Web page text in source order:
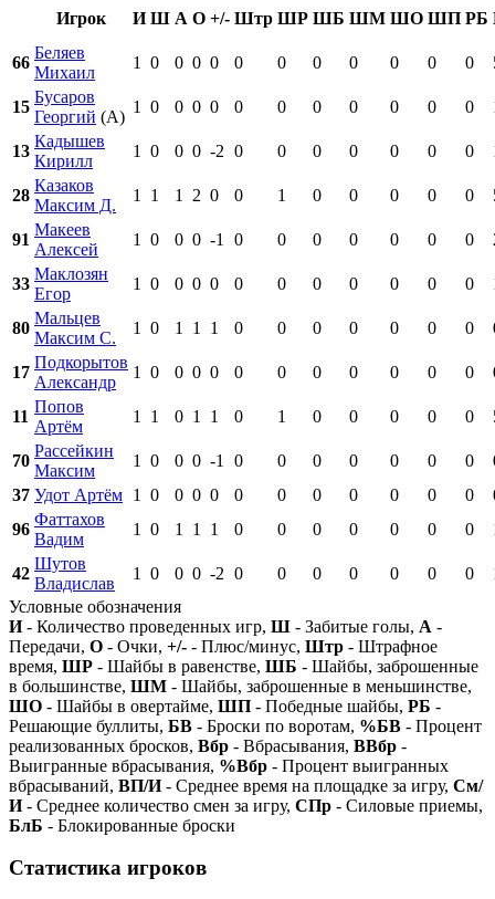
Игрок И Ш А О +/- Штр ШР ШБ ШМ ШО ШП РБ
66
Беляев
Михаил
1 0 0 0 0 0 0 0 0 0 0 0
15
Бусаров
Георгий (А)
1 0 0 0 0 0 0 0 0 0 0 0
13
Кадышев
Кирилл
1 0 0 0 -2 0 0 0 0 0 0 0
28
Казаков
Максим Д.
1 1 1 2 0 0 1 0 0 0 0 0
91
Макеев
Алексей
1 0 0 0 -1 0 0 0 0 0 0 0
33
Маклозян
Егор
1 0 0 0 0 0 0 0 0 0 0 0
80
Мальцев
Максим С.
1 0 1 1 1 0 0 0 0 0 0 0
17
Подкорытов
Александр
1 0 0 0 0 0 0 0 0 0 0 0
11
Попов
Артём
1 1 0 1 1 0 1 0 0 0 0 0
70
Рассейкин
Максим
1 0 0 0 -1 0 0 0 0 0 0 0
37 Удот Артём 1 0 0 0 0 0 0 0 0 0 0 0
96
Фаттахов
Вадим
1 0 1 1 1 0 0 0 0 0 0 0
42
Шутов
Владислав
1 0 0 0 -2 0 0 0 0 0 0 0
Условные обозначения
И- Количество проведенных игр, Ш - Забитые голы, А -
Передачи, О - Очки, +/- - Плюс/минус, Штр - Штрафное
время, ШР - Шайбы в равенстве, ШБ - Шайбы, заброшенные
в большинстве, ШМ - Шайбы, заброшенные в меньшинстве,
ШО - Шайбы в овертайме, ШП - Победные шайбы, РБ -
Решающие буллиты, БВ - Броски по воротам, %БВ - Процент
реализованных бросков, Вбр - Вбрасывания, ВВбр -
Выигранные вбрасывания, %Вбр - Процент выигранных
вбрасываний, ВП/И- Среднее время на площадке за игру, См/
И- Среднее количество смен за игру, СПр - Силовые приемы,
БлБ - Блокированные броски
Статистика игроков